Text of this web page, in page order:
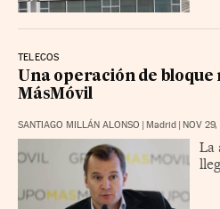
TELECOS
Una operación de bloque
MásMóvil
SANTIAGO MILLÁN ALONSO | Madrid | NOV
La